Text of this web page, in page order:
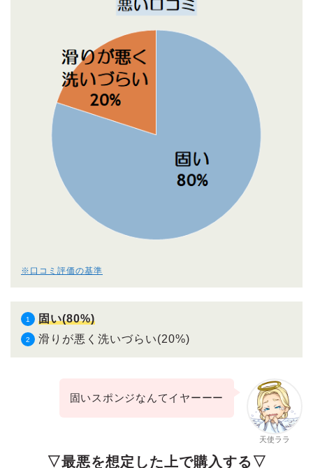
※口コミ評価の基準
固い(80%)
滑りが悪く洗いづらい(20%)
天使ララ
固いスポンジなんてイヤーーー
▽最悪を想定した上で購入する▽